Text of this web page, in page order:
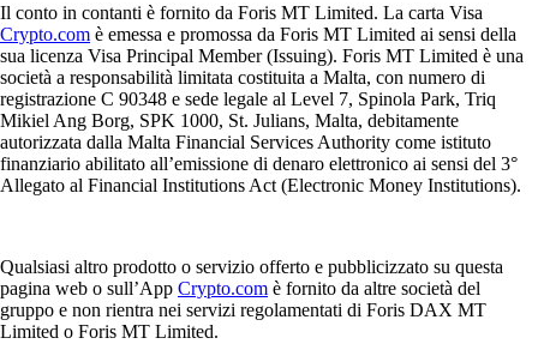
Il conto in contanti è fornito da Foris MT Limited. La carta Visa
Crypto.com è emessa e promossa da Foris MT Limited ai sensi della
sua licenza Visa Principal Member (Issuing). Foris MT Limited è una
società a responsabilità limitata costituita a Malta, con numero di
registrazione C 90348 e sede legale al Level 7, Spinola Park, Triq
Mikiel Ang Borg, SPK 1000, St. Julians, Malta, debitamente
autorizzata dalla Malta Financial Services Authority come istituto
finanziario abilitato all’emissione di denaro elettronico ai sensi del 3°
Allegato al Financial Institutions Act (Electronic Money Institutions).
Qualsiasi altro prodotto o servizio offerto e pubblicizzato su questa
pagina web o sull’App Crypto.com è fornito da altre società del
gruppo e non rientra nei servizi regolamentati di Foris DAX MT
Limited o Foris MT Limited.